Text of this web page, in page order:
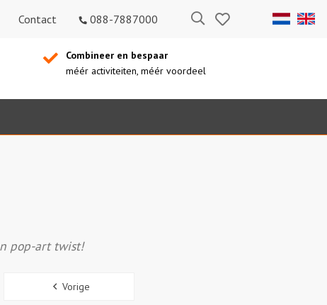
Contact 088-7887000 ZoekenBewaarde
uitjes
Combineer en bespaar
méér activiteiten, méér voordeel
pop-art twist!
Sidebar
Vorige